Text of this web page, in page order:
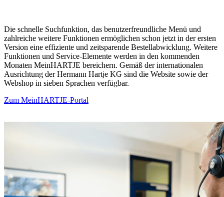
Die schnelle Suchfunktion, das benutzerfreundliche Menü und
zahlreiche weitere Funktionen ermöglichen schon jetzt in der ersten
Version eine effiziente und zeitsparende Bestellabwicklung. Weitere
Funktionen und Service-Elemente werden in den kommenden
Monaten MeinHARTJE bereichern. Gemäß der internationalen
Ausrichtung der Hermann Hartje KG sind die Website sowie der
Webshop in sieben Sprachen verfügbar.
Zum MeinHARTJE-Portal